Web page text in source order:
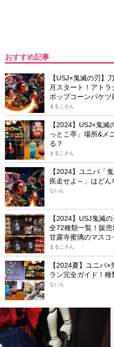
おすすめ記事
【USJ×鬼滅の刃】
月スタート！アトラ
ポップコーンバケツ
まるこさん
【2024】USJ×鬼滅
っとこ亭」場所&メ
る？
まるこさん
【2024】ユニバ「
疾走せよ～」はどん
ないん
【2024】USJ鬼滅
全72種類一覧！販
甘露寺蜜璃のマス
まるこさん
【2024夏】ユニバ
ラン完全ガイド！
ないん